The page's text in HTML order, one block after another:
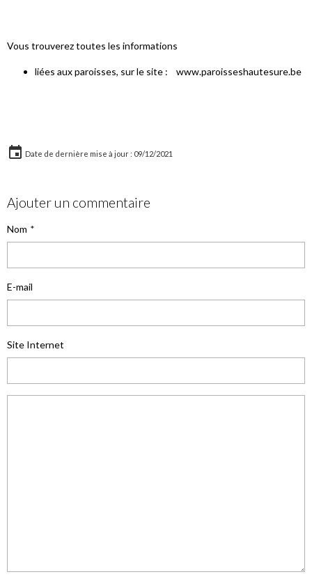
Vous trouverez toutes les informations
liées aux paroisses, sur le site : www.paroisseshautesure.be
Date de dernière mise à jour : 09/12/2021
Ajouter un commentaire
Nom
E-mail
Site Internet